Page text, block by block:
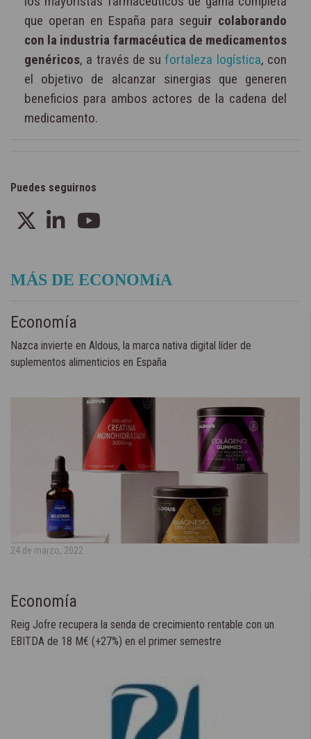
que operan en España para seguir colaborando
con la industria farmacéutica de medicamentos
genéricos, a través de sufortaleza logística, con
el objetivo de alcanzar sinergias que generen
beneficios para ambos actores de la cadena del
medicamento.
Puedes seguirnos
MÁS DE ECONOMíA
Economía
Nazca invierte en Aldous, la marca nativa digital líder de
suplementos alimenticios en España
24 de marzo, 2022
Economía
Reig Jofre recupera la senda de crecimiento rentable con un
EBITDA de 18 M€ (+27%) en el primer semestre